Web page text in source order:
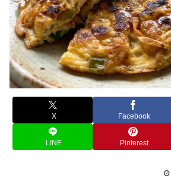
X Facebook
LINE Pinterest